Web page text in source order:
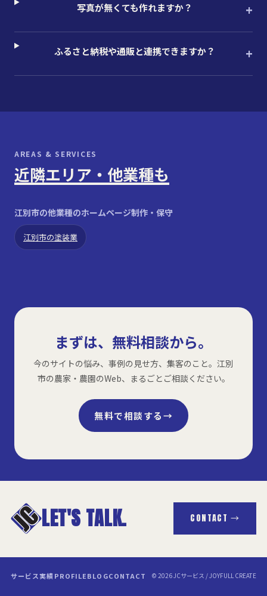
写真が無くても作れますか？
ふるさと納税や通販と連携できますか？
AREAS & SERVICES
近隣エリア・他業種も
江別市の他業種のホームページ制作・保守
江別市の塗装業
まずは、無料相談から。
今のサイトの悩み、事例の見せ方、集客のこと。江別
市の農家・農園のWeb、まるごとご相談ください。
無料で相談する→
LET'S TALK. CONTACT →
サービス実績PROFILEBLOGCONTACT © 2026 JCサービス / JOYFULL CREATE